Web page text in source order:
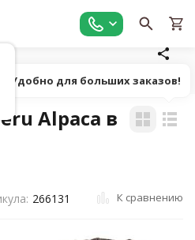
Alpaca в
266131 К сравнению
Удобно для больших заказов!